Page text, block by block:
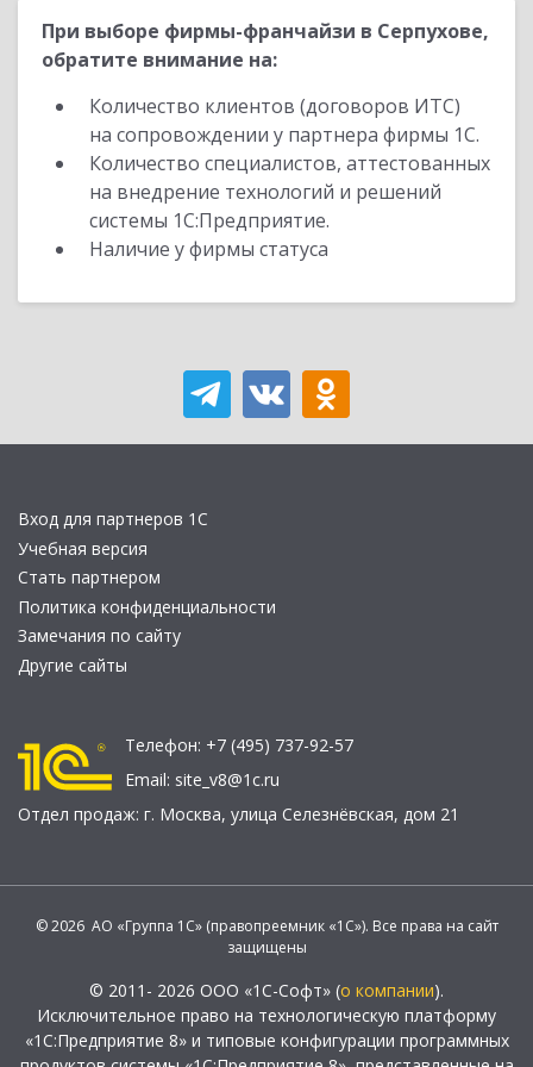
При выборе фирмы-франчайзи в Серпухове,
обратите внимание на:
Количество клиентов (договоров ИТС)
на сопровождении у партнера фирмы 1С.
Количество специалистов, аттестованных
на внедрение технологий и решений
системы 1С:Предприятие.
Наличие у фирмы статуса
Вход для партнеров 1С
Учебная версия
Стать партнером
Политика конфиденциальности
Замечания по сайту
Другие сайты
Телефон: +7 (495) 737-92-57
Email: site_v8@1c.ru
Отдел продаж: г. Москва, улица Селезнёвская, дом 21
© 2026 АО «Группа 1С» (правопреемник «1С»). Все права на сайт
защищены
© 2011- 2026 ООО «1С-Софт» (о компании).
Исключительное право на технологическую платформу
«1С:Предприятие 8» и типовые конфигурации программных